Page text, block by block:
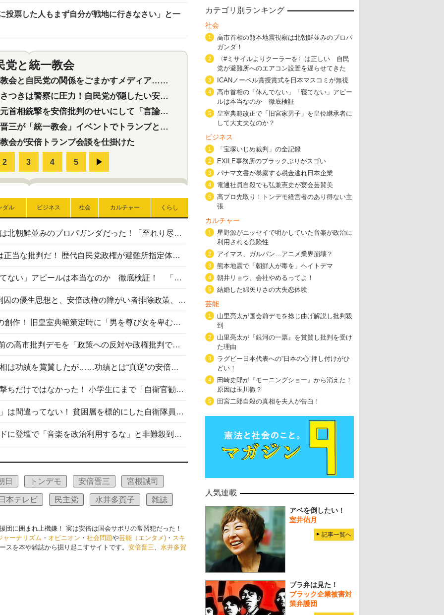
投票した人もまず自分が戦地に行きなさい」と一
党と統一教会
と自民党の関係をごまかすメディア…民放は有田芳生に発言自粛を要求
きは警察に圧力！自民党が隠したい安倍元首相と統一教会の深い関係
相銃撃を安倍批判のせいにして「言論封殺」に利用する自民党応援団
が「統一教会」イベントでトランプと演説！同性婚や夫婦別姓を攻撃
会が安倍トランプ会談を仕掛けた
特集 東京五輪強行開催特別企画 大ウソだら
・ 五輪入場行進にすぎやまこういちの曲、杉田水脈の
・
大ウソだらけの東京五輪！ 安倍・菅・森はどんな嘘
・ 五輪サッカー・久保建英が南アの陽性者に「僕らに損ではない
ダル ビジネス 社会 カルチャー くらし
高市首相の熊本地震避難所視察は北朝鮮並みのプロパガンダだった！「至れり尽くせり」の選ばれた避難所の一方で実態は…
〈#ミサイルよりクーラーを〉は正当な批判だ！ 歴代自民党政権が避難所指定体育館へのエアコン設置を遅らせてきた客観的事実
高市首相の「休んでない」「寝てない」アピールは本当なのか 徹底検証！ 「資料読み込み」「アイロンがけ」も矛盾だらけ…
相模原事件から10年──植松死刑囚の優生思想と、安倍政権の障がい者排除政策、右派勢力の差別主義との関係を改めて問う
“男系男子の皇位継承”は明治期の創作！ 旧皇室典範策定時に「男を尊び女を卑むの慣習、人民の脳髄」とトンデモ論で女性天皇を否定
山里亮太が『DayDay.』で国会前の高市批判デモを「政策への反対や政権批判でない」と捻じ曲げ解説 デモ参加者から批判殺到
安倍晋三元首相の命日で高市首相は功績を賞賛したが……功績とは“真逆”の安倍元首相のトンデモ発言を振り返る
自衛隊リクルートは貧困層狙い撃ちだけではなかった！ 小学生にまで「自衛官勧誘」目的のパンフレット作成
「自衛隊は経済的に厳しい子が」は間違ってない！ 貧困層を標的にした自衛隊員募集、やす子、山上被告も…日本でも進む“経済的徴兵制”
高市首相がミュージックアワードに登壇で「音楽を政治利用するな」と非難殺到！ MAJの国策的本質を批判する声も
日 トンデモ 安倍晋三 宮根誠司
本テレビ 民主党 水井多賀子 雑誌
団に囲まれ上機嫌！ 実は安倍は国会サボリの常習犯だった！
ャーナリズム ・ オピニオン ・ 社会問題や芸能（エンタメ) ・ スキ
スを本や雑誌から掘り起こすサイトです。 安倍晋三、 水井多賀
カテゴリ別ランキング
社会
1
高市首相の熊本地震視察は北朝鮮並みのプロパ
ガンダ！
2
〈#ミサイルよりクーラーを〉は正しい 自民
党が避難所へのエアコン設置を遅らせてきた
3 ICANノーベル賞授賞式を日本マスコミが無視
4
高市首相の「休んでない」「寝てない」アピー
ルは本当なのか 徹底検証
5
皇室典範改正で「旧宮家男子」を皇位継承者に
して大丈夫なのか？
ビジネス
1 「宝塚いじめ裁判」の全記録
2 EXILE事務所のブラックぶりがスゴい
3 パナマ文書が暴露する税金逃れ日本企業
4 電通社員自殺でも弘兼憲史が宴会芸賛美
5
高プロ先取り！トンデモ経営者のあり得ない主
張
カルチャー
1
星野源がエッセイで明かしていた音楽が政治に
利用される危険性
2 アイマス、ガルパン…アニメ業界崩壊？
3 熊本地震で「朝鮮人が毒を」ヘイトデマ
4 朝井リョウ、会社やめるってよ！
5 結婚した綿矢りさの大失恋体験
芸能
1
山里亮太が国会前デモを捻じ曲げ解説し批判殺
到
2
山里亮太が『銀河の一票』を賞賛し批判を受け
た理由
3
ラグビー日本代表への“日本の心”押し付けがひ
どい！
4
田崎史郎が『モーニングショー』から消えた！
原因は玉川徹？
5 田宮二郎自殺の真相を夫人が告白！
人気連載
アベを倒したい！
室井佑月
記事一覧へ
ブラ弁は見た！
ブラック企業被害対
策弁護団